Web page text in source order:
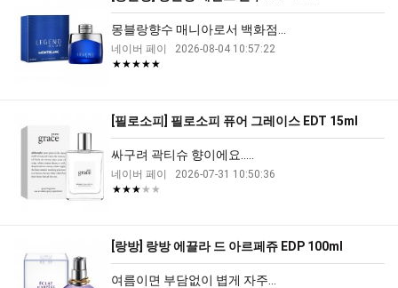
몽블랑향수 매니아로서 백화점...
네이버 페이
2026-08-04 10:57:22
★★★★★
[필로소피] 필로소피 퓨어 그레이스 EDT 15ml
싸구려 곽티슈 향이에요.....
네이버 페이
2026-07-31 10:50:36
★★★★★
[랑방] 랑방 에끌라 드 아르페쥬 EDP 100ml
여름이면 부담없이 볍게 자주...